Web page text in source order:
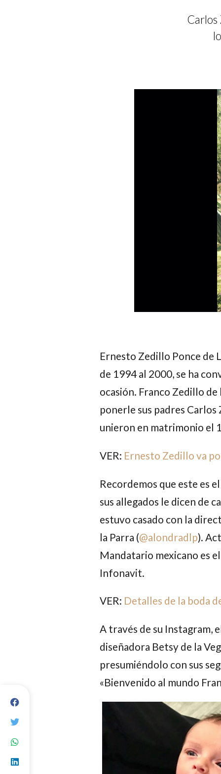
Carlos
Ernesto Zedillo Ponce de
de 1994 al 2000, se ha
ocasión. Franco Zedillo de
ponerle sus padres Carlos
unieron en matrimonio el
VER: Ernesto Zedillo va
Recordemos que este es
sus allegados le dicen de
estuvo casado con la
la Parra (@alondradlp).
Mandatario mexicano es
Infonavit.
VER: Detalles de la boda
A través de su Instagram,
diseñadora Betsy de la
presumiéndolo con sus
«Bienvenido al mundo